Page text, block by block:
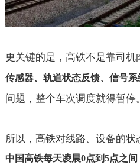
更关键的是，高铁不是靠司机
传感器、轨道状态反馈、信号
问题，整个车次调度就得暂停。
所以，高铁对线路、设备的状
中国高铁每天凌晨0点到5点之间